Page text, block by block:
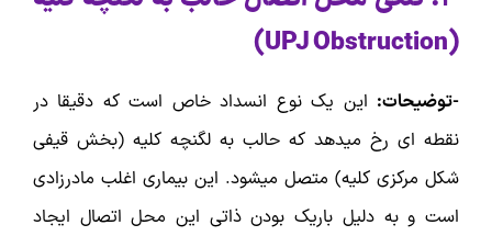
(
UPJ Obstruction
)
-توضیحات: این یک نوع انسداد خاص است که دقیقا در
نقطه ای رخ میدهد که حالب به لگنچه کلیه (بخش قیفی
شکل مرکزی کلیه) متصل میشود. این بیماری اغلب مادرزادی
است و به دلیل باریک بودن ذاتی این محل اتصال ایجاد